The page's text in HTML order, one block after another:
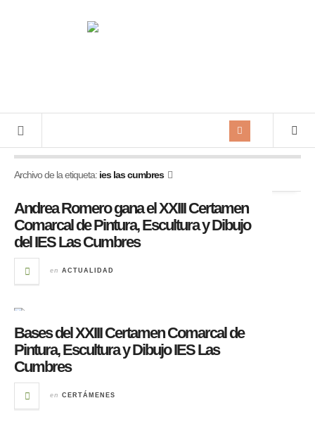
Archivo de la etiqueta: ies las cumbres
Andrea Romero gana el XXIII Certamen
Comarcal de Pintura, Escultura y Dibujo
del IES Las Cumbres
en ACTUALIDAD
Bases del XXIII Certamen Comarcal de
Pintura, Escultura y Dibujo IES Las
Cumbres
en CERTÁMENES